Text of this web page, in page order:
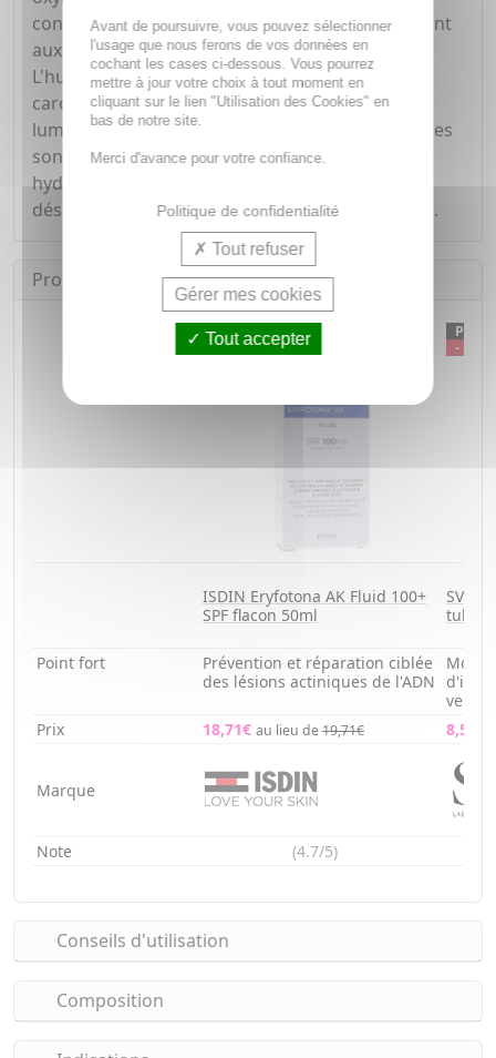
contient également du niacinamide, un ingrédient
aux propriétés anti-âge et anti-inflammatoires.
L'huile de lupin, naturellement riche en bêta-
carotène, va favoriser un bronzage uniforme et
lumineux. Enfin, la glycérine et les huiles végétales
sont associées pour renforcer le film
hydrolipidique et prévenir aussi bien la
déshydratation que le dessèchement de la peau.
Produits équivalents
PROMO
- 5 %
- 32 %
ISDIN Eryfotona AK Fluid 100+
SPF flacon 50ml
SVR
tube
Point fort
Prévention et réparation ciblée
des lésions actiniques de l'ADN
Prix
18,71€ au lieu de19,71€ 8,51€
Marque
Note (4.7/5)
Conseils d'utilisation
Composition
Avant de poursuivre, vous pouvez sélectionner
l'usage que nous ferons de vos données en
cochant les cases ci-dessous. Vous pourrez
mettre à jour votre choix à tout moment en
cliquant sur le lien "Utilisation des Cookies" en
bas de notre site.
Merci d'avance pour votre confiance.
Politique de confidentialité
Tout refuser
Gérer mes cookies
Tout accepter